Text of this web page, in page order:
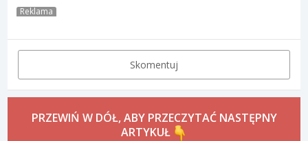
Reklama
Skomentuj
PRZEWIŃ W DÓŁ, ABY PRZECZYTAĆ NASTĘPNY
ARTYKUŁ